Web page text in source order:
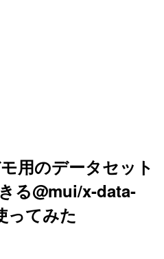
用のデータセット
る@mui/x-data-
てみた